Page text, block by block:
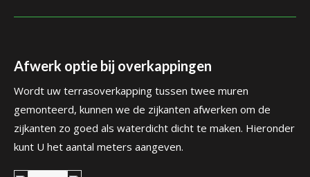
Afwerk optie bij overkappingen
Wordt uw terrasoverkapping tussen twee muren
gemonteerd, kunnen we de zijkanten afwerken om de
zijkanten zo goed als waterdicht dicht te maken. Hieronder
kunt U het aantal meters aangeven.